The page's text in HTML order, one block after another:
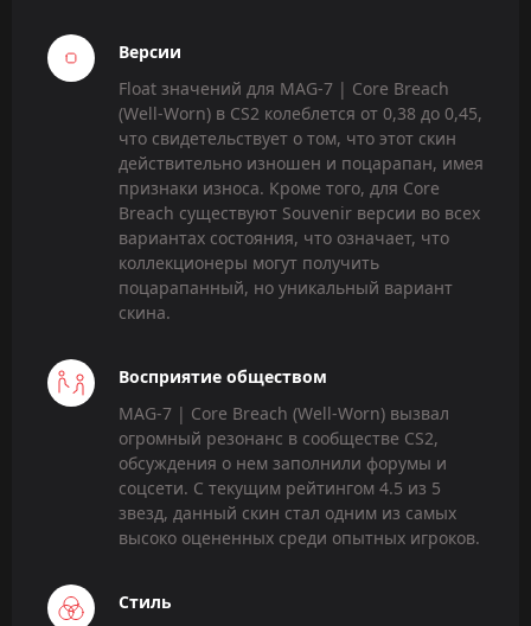
Версии
Float значений для MAG-7 | Core Breach
(Well-Worn) в CS2 колеблется от 0,38 до 0,45,
что свидетельствует о том, что этот скин
действительно изношен и поцарапан, имея
признаки износа. Кроме того, для Core
Breach существуют Souvenir версии во всех
вариантах состояния, что означает, что
коллекционеры могут получить
поцарапанный, но уникальный вариант
скина.
Восприятие обществом
MAG-7 | Core Breach (Well-Worn) вызвал
огромный резонанс в сообществе CS2,
обсуждения о нем заполнили форумы и
соцсети. С текущим рейтингом 4.5 из 5
звезд, данный скин стал одним из самых
высоко оцененных среди опытных игроков.
Стиль